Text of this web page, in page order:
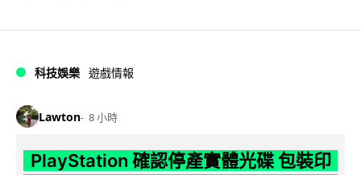
科技娛樂 遊戲情報
Lawton 8 小時
PlayStation 確認停產實體光碟 包裝印